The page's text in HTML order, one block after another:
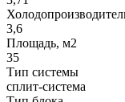
3,6
Площадь, м2
35
Тип системы
сплит-система